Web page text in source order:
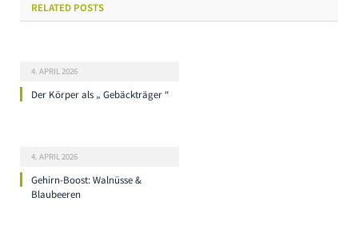
RELATED POSTS
4. APRIL 2026
Der Körper als „ Gebäckträger “
4. APRIL 2026
Gehirn-Boost: Walnüsse &
Blaubeeren